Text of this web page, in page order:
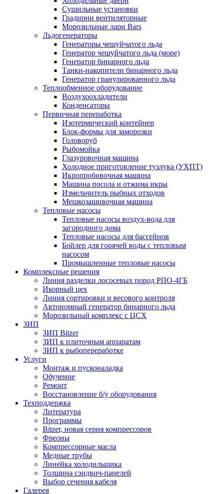
Сушильные установки
Градирни вентиляторные
Морозильные лари Bars
Льдогенераторы
Генераторы чешуйчатого льда
Генератор чешуйчатого льда (море)
Генератор бинарного льда
Танки-накопители бинарного льда
Генератор гранулированного льда
Теплообменное оборудование
Воздухоохладители
Конденсаторы
Первичная переработка
Изотермический контейнер
Блок-формы для заморозки
Головоруб
Рыбомойка
Глазуровочная машина
Холодное приготовление тузлука (УХПТ)
Икропробивочная машина
Машина посола и отжима икры
Измельчитель рыбных отходов
Мешкозашивочная машина
Тепловые насосы
Тепловые насосы воздух-вода для
загородного дома
Тепловые насосы для бассейнов
Бойлер для горячей воды с тепловым
насосом
Промышленные тепловые насосы
Комплексные решения
Линия разделки лососевых пород РПО-4ГБ
Икорный цех
Линия сортировки и весового контроля
Автономный генератор бинарного льда
Морозильный комплекс с ЦСХ
ЗИП
ЗИП Bitzer
ЗИП к плиточным аппаратам
ЗИП к рыбопереработке
Услуги
Монтаж и пусконаладка
Обучение
Ремонт
Восстановление б/у оборудования
Техподдержка
Литература
Программы
Bitzer, новая серия компрессоров
Фреоны
Компрессорные масла
Медные трубы
Линейка холодильщика
Толщина сэндвич-панелей
Выбор сечения кабеля
Галерея